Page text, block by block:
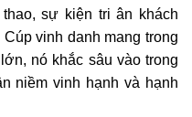
sự kiện tri ân khách
vinh danh mang trong
nó khắc sâu vào trong
niềm vinh hạnh và hạnh